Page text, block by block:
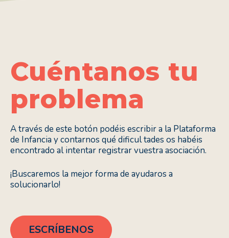
Cuéntanos tu
problema
A través de este botón podéis escribir a la Plataforma
de Infancia y contarnos qué dificul tades os habéis
encontrado al intentar registrar vuestra asociación.
¡Buscaremos la mejor forma de ayudaros a
solucionarlo!
ESCRÍBENOS